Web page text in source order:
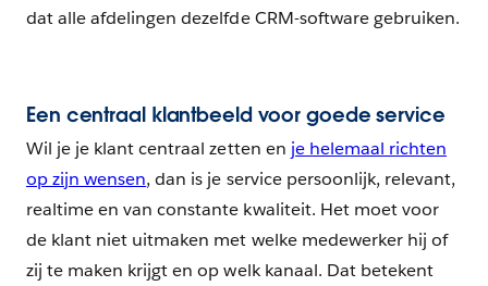
dat alle afdelingen dezelfde CRM-software gebruiken.
Een centraal klantbeeld voor goede service
Wil je je klant centraal zetten en je helemaal richten
op zijn wensen, dan is je service persoonlijk, relevant,
realtime en van constante kwaliteit. Het moet voor
de klant niet uitmaken met welke medewerker hij of
zij te maken krijgt en op welk kanaal. Dat betekent